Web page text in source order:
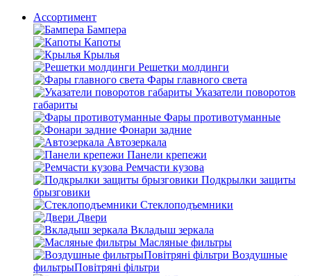
Ассортимент
Бампера
Капоты
Крылья
Решетки молдинги
Фары главного света
Указатели поворотов
габариты
Фары противотуманные
Фонари задние
Автозеркала
Панели крепежи
Ремчасти кузова
Подкрылки защиты
брызговики
Стеклоподъемники
Двери
Вкладыш зеркала
Масляные фильтры
Воздушные
фильтрыПовітряні фільтри